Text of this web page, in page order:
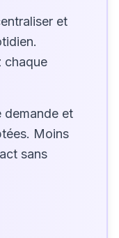
et
chaque
demande et
Moins
sans